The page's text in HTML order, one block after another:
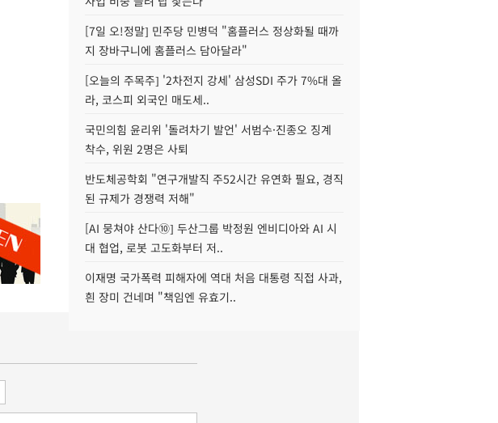
[7일 오!정말] 민주당 민병덕 "홈플러스 정상화될 때까
지 장바구니에 홈플러스 담아달라"
[오늘의 주목주] '2차전지 강세' 삼성SDI 주가 7%대 올
라, 코스피 외국인 매도세..
국민의힘 윤리위 '돌려차기 발언' 서범수·진종오 징계
착수, 위원 2명은 사퇴
반도체공학회 "연구개발직 주52시간 유연화 필요, 경직
된 규제가 경쟁력 저해"
[AI 뭉쳐야 산다⑩] 두산그룹 박정원 엔비디아와 AI 시
대 협업, 로봇 고도화부터 저..
이재명 국가폭력 피해자에 역대 처음 대통령 직접 사과,
흰 장미 건네며 "책임엔 유효기..